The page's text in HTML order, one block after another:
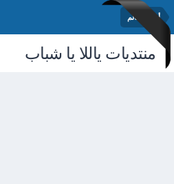
أخبار العالم
منتديات ياللا يا شباب